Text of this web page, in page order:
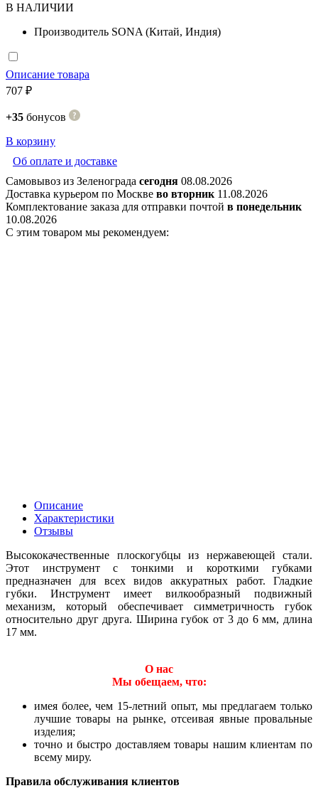
В НАЛИЧИИ
Производитель SONA (Китай, Индия)
Описание товара
707 ₽
+35 бонусов
В корзину
Об оплате и доставке
Самовывоз из Зеленограда сегодня 08.08.2026
Доставка курьером по Москве во вторник 11.08.2026
Комплектование заказа для отправки почтой в понедельник
10.08.2026
С этим товаром мы рекомендуем:
Описание
Характеристики
Отзывы
Высококачественные плоскогубцы из нержавеющей стали.
Этот инструмент с тонкими и короткими губками
предназначен для всех видов аккуратных работ. Гладкие
губки. Инструмент имеет вилкообразный подвижный
механизм, который обеспечивает симметричность губок
относительно друг друга. Ширина губок от 3 до 6 мм, длина
17 мм.
О нас
Мы обещаем, что:
имея более, чем 15-летний опыт, мы предлагаем только
лучшие товары на рынке, отсеивая явные провальные
изделия;
точно и быстро доставляем товары нашим клиентам по
всему миру.
Правила обслуживания клиентов